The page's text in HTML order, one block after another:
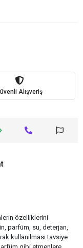
Alışveriş
özelliklerini
parfüm, su, deterjan,
kullanılması tavsiye